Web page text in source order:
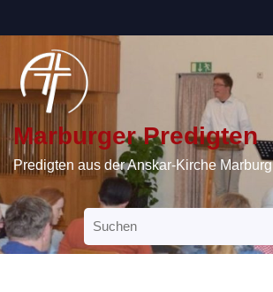
content
Marburger Predigten
Predigten aus der Anskar-Kirche Marburg
Search
for: